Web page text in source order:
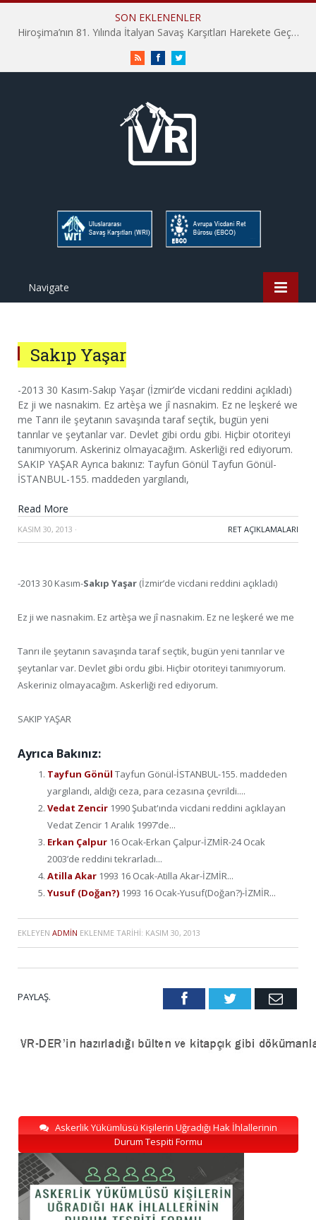
SON EKLENENLER
Hiroşima’nın 81. Yılında İtalyan Savaş Karşıtları Harekete Geçti: “Hatırlamak yeterli değil”
RSS FacebookTwitter
Navigate
Sakıp Yaşar
-2013 30 Kasım-Sakıp Yaşar (İzmir’de vicdani reddini açıkladı)
Ez ji we nasnakim. Ez artèşa we jî nasnakim. Ez ne leşkeré we
me Tanrı ile şeytanın savaşında taraf seçtik, bugün yeni
tanrılar ve şeytanlar var. Devlet gibi ordu gibi. Hiçbir otoriteyi
tanımıyorum. Askeriniz olmayacağım. Askerliği red ediyorum.
SAKIP YAŞAR Ayrıca bakınız: Tayfun Gönül Tayfun Gönül-
İSTANBUL-155. maddeden yargılandı,
Read More
KASIM 30, 2013 · RET AÇIKLAMALARI
-2013 30 Kasım-Sakıp Yaşar (İzmir’de vicdani reddini açıkladı)
Ez ji we nasnakim. Ez artèşa we jî nasnakim. Ez ne leşkeré we me
Tanrı ile şeytanın savaşında taraf seçtik, bugün yeni tanrılar ve
şeytanlar var. Devlet gibi ordu gibi. Hiçbir otoriteyi tanımıyorum.
Askeriniz olmayacağım. Askerliği red ediyorum.
SAKIP YAŞAR
Ayrıca Bakınız:
Tayfun Gönül Tayfun Gönül-İSTANBUL-155. maddeden
yargılandı, aldığı ceza, para cezasına çevrildi....
Vedat Zencir 1990 Şubat'ında vicdani reddini açıklayan
Vedat Zencir 1 Aralık 1997’de...
Erkan Çalpur 16 Ocak-Erkan Çalpur-İZMİR-24 Ocak
2003’de reddini tekrarladı...
Atilla Akar 1993 16 Ocak-Atilla Akar-İZMİR...
Yusuf (Doğan?) 1993 16 Ocak-Yusuf(Doğan?)-İZMİR...
EKLEYEN ADMIN EKLENME TARIHI: KASIM 30, 2013
PAYLAŞ. FacebookTwitter Email
Askerlik Yükümlüsü Kişilerin Uğradığı Hak İhlallerinin
Durum Tespiti Formu